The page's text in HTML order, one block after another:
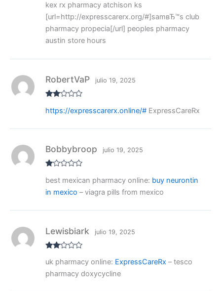
al
or
ad
o
co
n
5
kex rx pharmacy atchison ks
[url=http://expresscarerx.org/#]samвЂ™s club
pharmacy propecia[/url] peoples pharmacy
austin store hours
rado
RobertVaP julio 19, 2025
https://expresscarerx.online/#ExpressCareRx
al
or
ad
co
de
5
Bobbybroop julio 19, 2025
best mexican pharmacy online: buy neurontin
in mexico – viagra pills from mexico
rado
con
2de
Lewisbiark julio 19, 2025
uk pharmacy online: ExpressCareRx – tesco
pharmacy doxycycline